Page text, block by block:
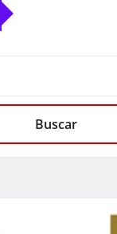
Buscar